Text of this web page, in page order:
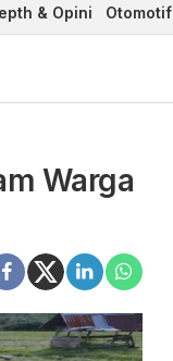
& Opini Otomotif
Warga